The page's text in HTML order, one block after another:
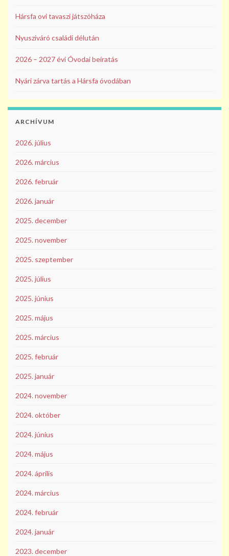
Hársfa ovi tavaszi játszóháza
Nyusziváró családi délután
2026 – 2027 évi Óvodai beíratás
Nyári zárva tartás a Hársfa óvodában
ARCHÍVUM
2026. július
2026. március
2026. február
2026. január
2025. december
2025. november
2025. szeptember
2025. július
2025. június
2025. május
2025. március
2025. február
2025. január
2024. november
2024. október
2024. június
2024. május
2024. április
2024. március
2024. február
2024. január
2023. december